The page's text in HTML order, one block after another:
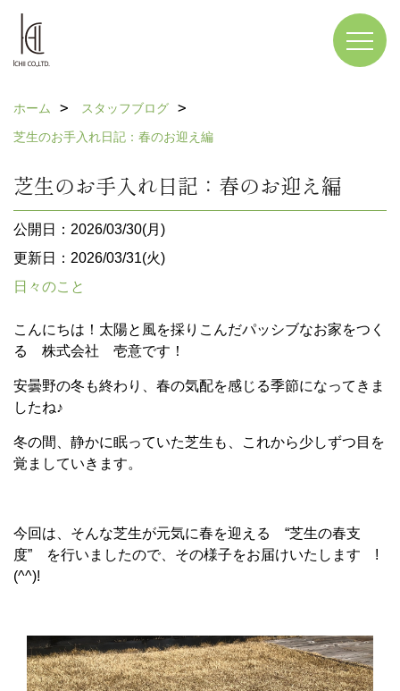
ホーム
スタッフブログ
芝生のお手入れ日記：春のお迎え編
芝生のお手入れ日記：春のお迎え編
公開日：2026/03/30(月)
更新日：2026/03/31(火)
日々のこと
こんにちは！太陽と風を採りこんだパッシブなお家をつく
る 株式会社 壱意です！
安曇野の冬も終わり、春の気配を感じる季節になってきま
したね♪
冬の間、静かに眠っていた芝生も、これから少しずつ目を
覚ましていきます。
今回は、そんな芝生が元気に春を迎える “芝生の春支
度” を行いましたので、その様子をお届けいたします !
(^^)!